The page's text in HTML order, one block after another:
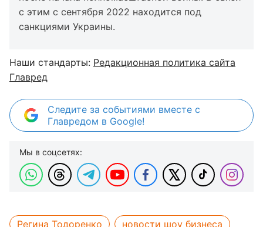
с этим с сентября 2022 находится под
санкциями Украины.
Наши стандарты: Редакционная политика сайта
Главред
Следите за событиями вместе с
Главредом в Google!
Мы в соцсетях:
Регина Тодоренко новости шоу бизнеса